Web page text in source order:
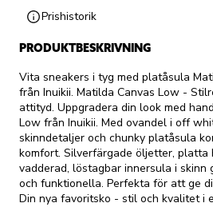
Prishistorik
PRODUKTBESKRIVNING
Vita sneakers i tyg med platåsula
från Inuikii. Matilda Canvas Low -
attityd. Uppgradera din look med
Low från Inuikii. Med ovandel i off
skinndetaljer och chunky platåsula
komfort. Silverfärgade öljetter, platta
vadderad, löstagbar innersula i skinn
och funktionella. Perfekta för att ge
Din nya favoritsko - stil och kvalitet i